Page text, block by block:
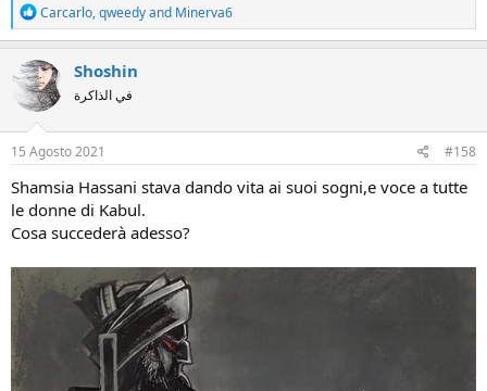
R
e
a
c
t
i
o
n
s
Carcarlo,qweedyand Minerva6
Shoshin
في الذاكرة
15 Agosto 2021 #158
Shamsia Hassani stava dando vita ai suoi sogni,e voce a tutte
le donne di Kabul.
Cosa succederà adesso?